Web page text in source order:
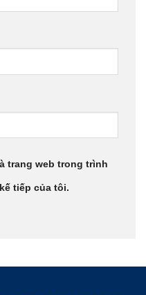
trang web trong trình
tiếp của tôi.